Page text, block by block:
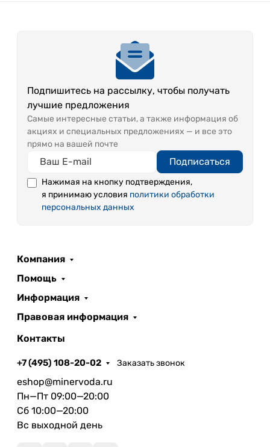
Подпишитесь на рассылку, чтобы получать
лучшие предложения
Самые интересные статьи, а также информация об
акциях и специальных предложениях — и все это
прямо на вашей почте
Подписаться
Нажимая на кнопку подтверждения,
я принимаю условия политики обработки
персональных данных
Компания
Помощь
Информация
Правовая информация
Контакты
+7 (495) 108-20-02 Заказать звонок
eshop@minervoda.ru
Пн—Пт 09:00—20:00
Сб 10:00—20:00
Вс выходной день